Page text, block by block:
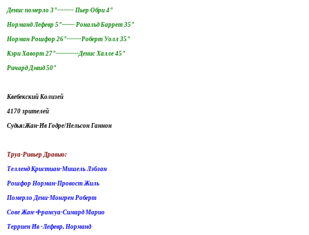
Денис померло 3"-------- Пьер Обри 4"
Норманд Лефевр 5"------ Рональд Баррет 35"
Норман Рошфор 26"-------Роберт Уолл 35"
Кэри Хаворт 27"-----------Денис Халле 45"
Ричард Дэвид 50"
Квебекский Колизей
4170 зрителей
Судья:Жан-Ив Годре/Нельсон Ганнон
Труа-Ривьер Дравью:
Телленд Кристиан-Мишель Лэблан
Рошфор Норман-Провост Жиль
Померло Дени-Монгрен Роберт
Сове Жан-Франсуа-Симард Марио
Терриен Ив -Лефевр, Норманд